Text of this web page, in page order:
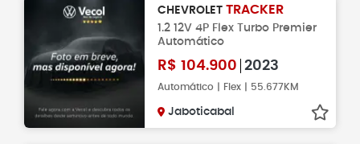
CHEVROLET TRACKER
1.2 12V 4P Flex Turbo Premier
Automático
R$ 104.900 2023
Automático | Flex | 55.677KM
Jaboticabal